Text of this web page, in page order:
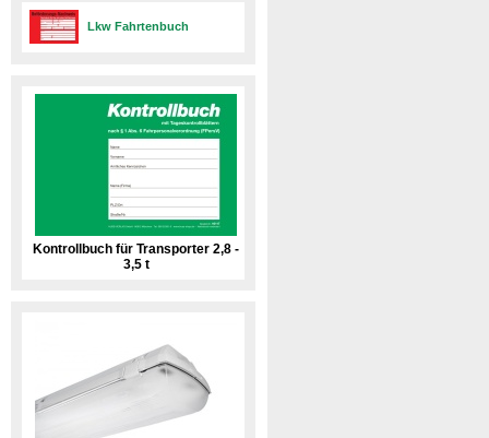
Lkw Fahrtenbuch
Kontrollbuch für Transporter 2,8 -
3,5 t